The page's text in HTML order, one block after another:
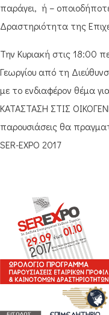
παράγει, ή –
Δραστηριότητα της
Την Κυριακή στις 18:00
Γεωργίου από τη
με το ενδιαφέρον θέμα
ΚΑΤΑΣΤΑΣΗ ΣΤΙΣ
παρουσιάσεις θα
SER-EXPO 2017